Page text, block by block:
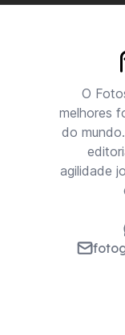
O
melhores
do
agilidade